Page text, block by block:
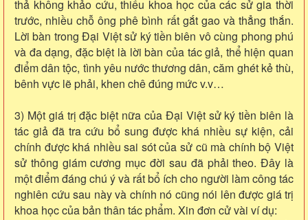
thả không khảo cứu, thiếu khoa học của các sử gia thời
trước, nhiều chỗ ông phê bình rất gắt gao và thẳng thắn.
Lời bàn trong Đại Việt sử ký tiền biên vô cùng phong phú
và đa dạng, đặc biệt là lời bàn của tác giả, thể hiện quan
điểm dân tộc, tình yêu nước thương dân, căm ghét kẻ thù,
bênh vực lẽ phải, khen chê đúng mức v.v…
3) Một giá trị đặc biệt nữa của Đại Việt sử ký tiền biên là
tác giả đã tra cứu bổ sung được khá nhiều sự kiện, cải
chính được khá nhiều sai sót của sử cũ mà chính bộ Việt
sử thông giám cương mục đời sau đã phải theo. Đây là
một điểm đáng chú ý và rất bổ ích cho người làm công tác
nghiên cứu sau này và chính nó cũng nói lên được giá trị
khoa học của bản thân tác phẩm. Xin đơn cử vài ví dụ: